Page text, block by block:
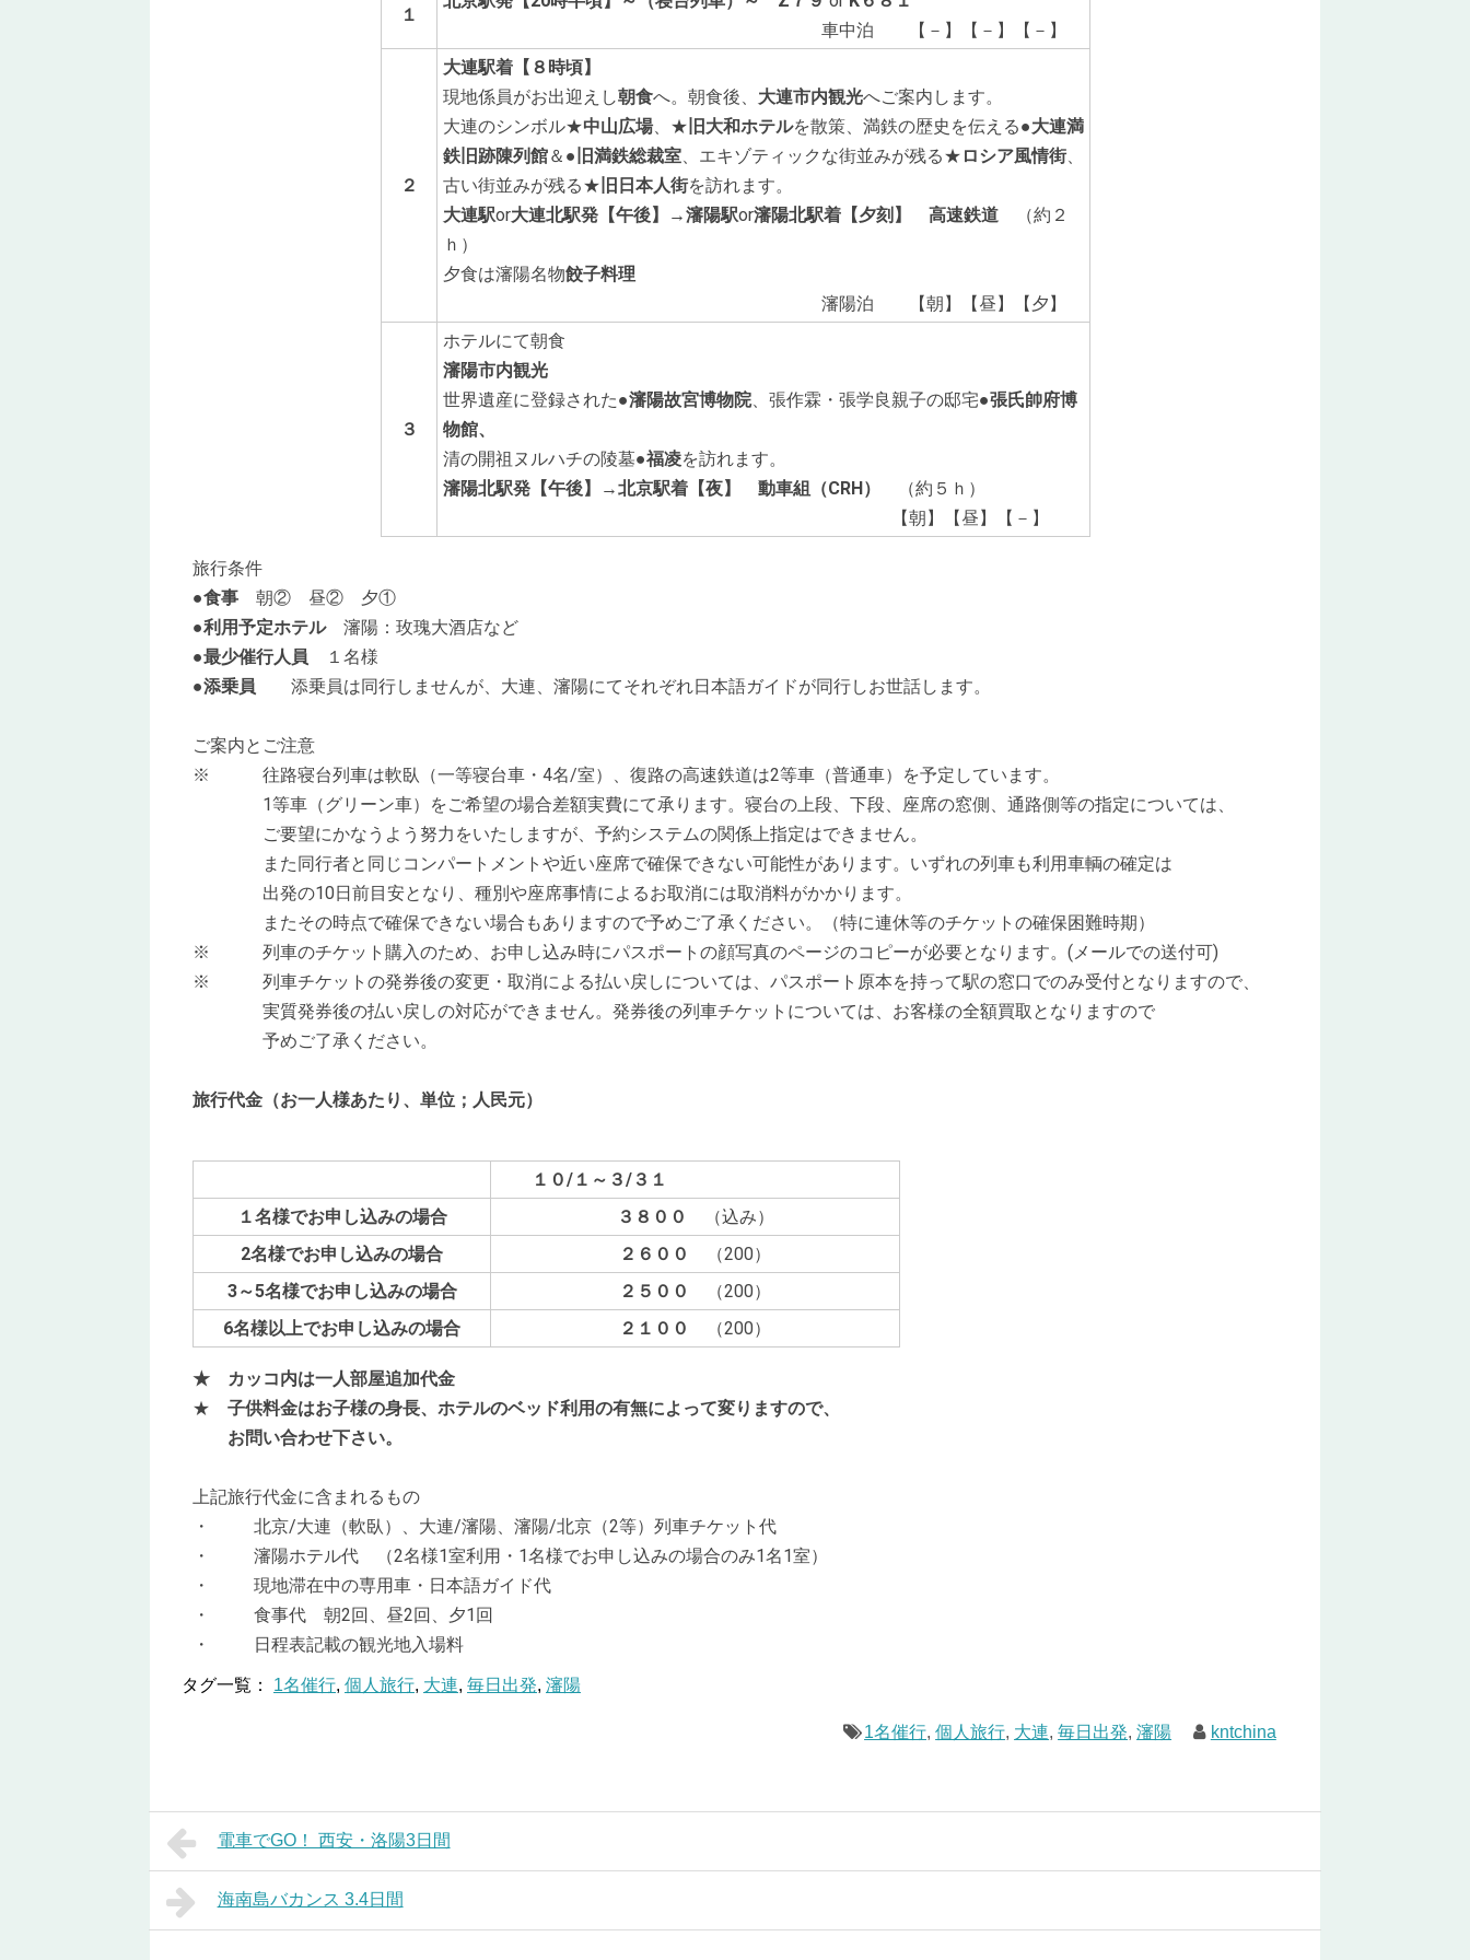
１
車中泊 【－】【－】【－】
２
大連駅着【 ８ 時頃】
現地係員がお出迎えし朝食へ。朝食後、 大連市内観光へご案内します。
大連のシンボル★中山広場、★ 旧大和ホテルを散策、満鉄の歴史を伝える●大連満
鉄旧跡陳列館＆● 旧満鉄総裁室、エキゾティックな街並みが残る★ ロシア風情街、
古い街並みが残る★ 旧日本人街を訪れます。
大連駅or大連北駅発【午後】 →瀋陽駅or瀋陽北駅着【夕刻】 高速鉄道（約２
ｈ）
夕食は瀋陽名物餃子料理
瀋陽泊 【朝】【昼】【夕】
３
ホテルにて朝食
瀋陽市内観光
世界遺産に登録された●瀋陽故宮博物院、張作霖・張学良親子の邸宅●張氏帥府博
物館、
清の開祖ヌルハチの陵墓●福凌を訪れます。
瀋陽北駅発【午後】
→北京駅着【夜】 動車組（CRH）
（約５ｈ）
【朝】【昼】【－】
旅行条件
●食事 朝② 昼② 夕①
●利用予定ホテル 瀋陽：玫瑰大酒店など
●最少催行人員 １名様
●添乗員 添乗員は同行しませんが、大連、瀋陽にてそれぞれ日本語ガイドが同行しお世話します。
ご案内とご注意
※ 往路寝台列車は軟臥（一等寝台車・4名/室）、復路の高速鉄道は2等車（普通車）を予定しています。
1等車（グリーン車）をご希望の場合差額実費にて承ります。寝台の上段、下段、座席の窓側、通路側等の指定については、
ご要望にかなうよう努力をいたしますが、予約システムの関係上指定はできません。
また同行者と同じコンパートメントや近い座席で確保できない可能性があります。いずれの列車も利用車輌の確定は
出発の10日前目安となり、種別や座席事情によるお取消には取消料がかかります。
またその時点で確保できない場合もありますので予めご了承ください。（特に連休等のチケットの確保困難時期）
※ 列車のチケット購入のため、お申し込み時にパスポートの顔写真のページのコピーが必要となります。(メールでの送付可)
※ 列車チケットの発券後の変更・取消による払い戻しについては、パスポート原本を持って駅の窓口でのみ受付となりますので、
実質発券後の払い戻しの対応ができません。発券後の列車チケットについては、お客様の全額買取となりますので
予めご了承ください。
旅行代金 （お一人様あたり、単位；人民元）
１０/１～３/３１
１名様でお申し込みの場合
３８００
（込み）
2名様でお申し込みの場合 ２６００
（200）
3～5名様でお申し込みの場合 ２５００
（200）
6名様以上でお申し込みの場合 ２１００ （200）
★ カッコ内は一人部屋追加代金
★ 子供料金はお子様の身長、ホテルのベッド利用の有無によって変りますので、
お問い合わせ下さい。
上記旅行代金に含まれるもの
・ 北京/大連（軟臥）、大連/瀋陽、瀋陽/北京（2等）列車チケット代
・ 瀋陽ホテル代 （2名様1室利用・1名様でお申し込みの場合のみ1名1室）
・ 現地滞在中の専用車・日本語ガイド代
・ 食事代 朝2回、昼2回、夕1回
・ 日程表記載の観光地入場料
タグ一覧： 1名催行, 個人旅行, 大連, 毎日出発, 瀋陽
1名催行,個人旅行, 大連,毎日出発,瀋陽 kntchina
電車でGO！ 西安・洛陽3日間
海南島バカンス 3.4日間